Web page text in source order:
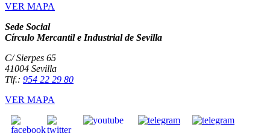
VER MAPA
Sede Social
Círculo Mercantil e Industrial de Sevilla
C/ Sierpes 65
41004 Sevilla
Tlf.: 954 22 29 80
VER MAPA